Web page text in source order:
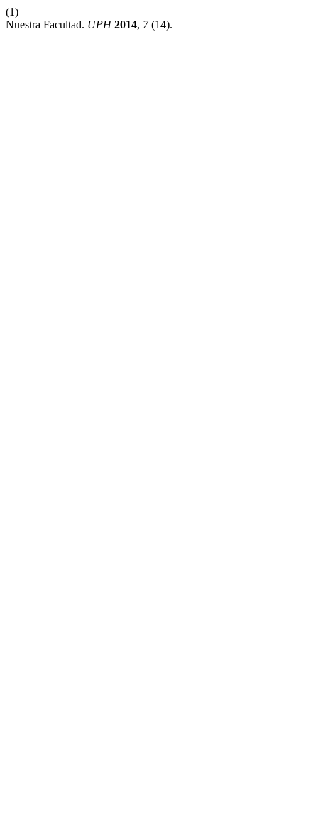
(1)
Nuestra Facultad. UPH 2014, 7(14).